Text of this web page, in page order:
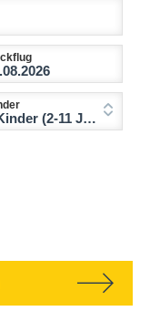
(2-11 Jahre)